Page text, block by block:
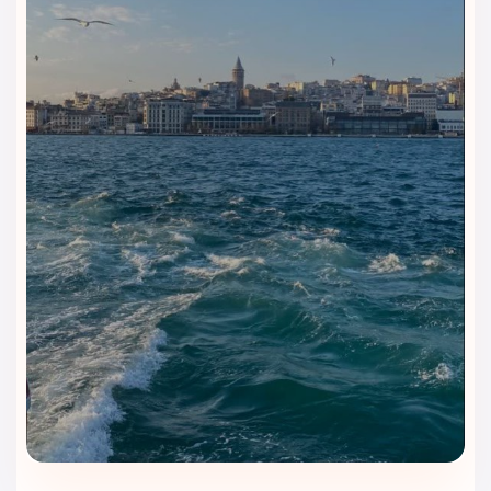
با داشتن:
استخر خصوصی بزرگ
چند اتاق خواب مجهز
آشپزخانه کامل
امنیت بالا
خدمات ۲۴ ساعته پرسونال اسیسنت
این ویلاها انتخاب مهمانان VIP، زوج‌های خاص و خانواده‌های بزرگ
هستند.
تنوع فوق‌العاده اتاق‌ها و سوئیت‌های هتل رگنوم کاریا باعث شده
این ریزورت لوکس در آنتالیا به یکی از محبوب‌ترین انتخاب‌ها میان